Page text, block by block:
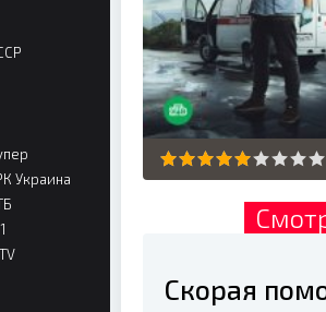
Скорая
Украина